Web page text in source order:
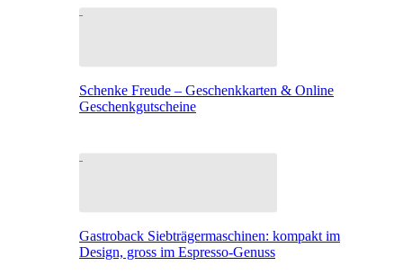
Schenke Freude – Geschenkkarten & Online
Geschenkgutscheine
Gastroback Siebträgermaschinen: kompakt im
Design, gross im Espresso-Genuss